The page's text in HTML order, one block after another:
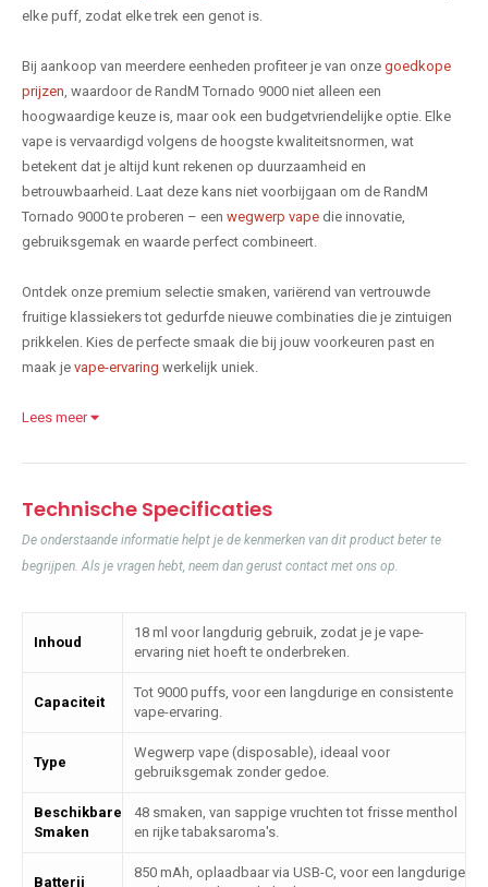
elke puff, zodat elke trek een genot is.
Bij aankoop van meerdere eenheden profiteer je van onze goedkope
prijzen , waardoor de RandM Tornado 9000 niet alleen een
hoogwaardige keuze is, maar ook een budgetvriendelijke optie. Elke
vape is vervaardigd volgens de hoogste kwaliteitsnormen, wat
betekent dat je altijd kunt rekenen op duurzaamheid en
betrouwbaarheid. Laat deze kans niet voorbijgaan om de RandM
Tornado 9000 te proberen – een wegwerp vape die innovatie,
gebruiksgemak en waarde perfect combineert.
Ontdek onze premium selectie smaken, variërend van vertrouwde
fruitige klassiekers tot gedurfde nieuwe combinaties die je zintuigen
prikkelen. Kies de perfecte smaak die bij jouw voorkeuren past en
maak je vape-ervaring werkelijk uniek.
Lees meer
Technische Specificaties
De onderstaande informatie helpt je de kenmerken van dit product beter te
begrijpen. Als je vragen hebt, neem dan gerust contact met ons op.
Inhoud
18 ml voor langdurig gebruik, zodat je je vape-
ervaring niet hoeft te onderbreken.
Capaciteit
Tot 9000 puffs, voor een langdurige en consistente
vape-ervaring.
Type
Wegwerp vape (disposable), ideaal voor
gebruiksgemak zonder gedoe.
Beschikbare
Smaken
48 smaken, van sappige vruchten tot frisse menthol
en rijke tabaksaroma's.
Batterij
850 mAh, oplaadbaar via USB-C, voor een langdurige